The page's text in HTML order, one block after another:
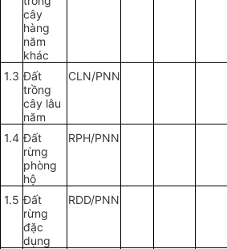
cây
hàng
năm
khác
1.3 Đất
trồng
cây lâu
năm
CLN/PNN
1.4 Đất
rừng
phòng
hộ
RPH/PNN
1.5 Đất
rừng
đặc
dụng
RDD/PNN